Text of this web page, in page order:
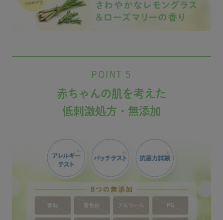
POINT 5
赤ちゃんの肌を考えた
低刺激処方・無添加